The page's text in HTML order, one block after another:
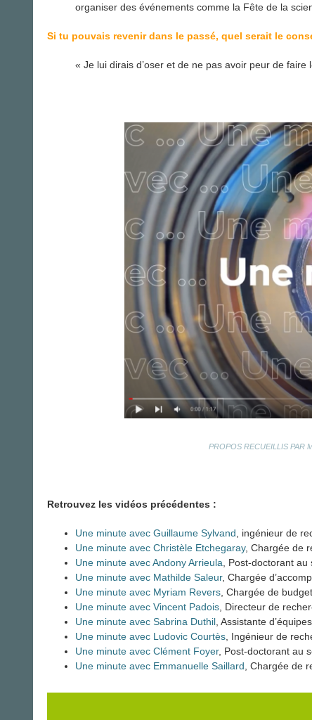
organiser des événements comme la Fête de la
Si tu pouvais revenir dans le passé, quel serait le
« Je lui dirais d’oser et de ne pas avoir peur de faire
PROPOS RECUEILLIS PAR
Retrouvez les vidéos précédentes :
Une minute avec Guillaume Sylvand , ingénieur de
Une minute avec Christèle Etchegaray, Chargée de
Une minute avec Andony Arrieula , Post-doctorant
Une minute avec Mathilde Saleur, Chargée
Une minute avec Myriam Revers , Chargée de budget
Une minute avec Vincent Padois , Directeur de
Une minute avec Sabrina Duthil , Assistante
Une minute avec Ludovic Courtès , Ingénieur de
Une minute avec Clément Foyer, Post-doctorant au
Une minute avec Emmanuelle Saillard , Chargée de